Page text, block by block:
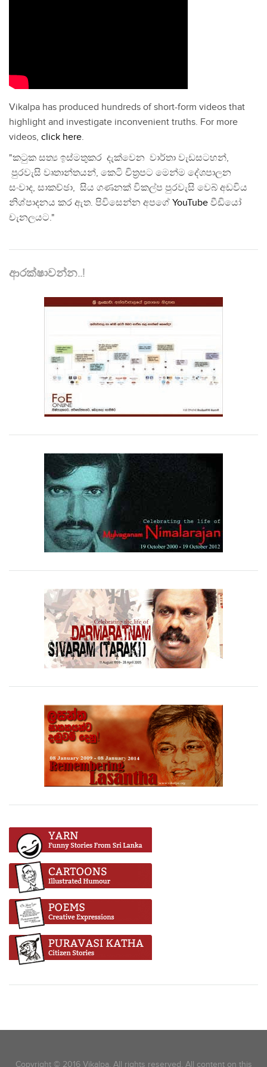
Vikalpa has produced hundreds of short-form videos that
highlight and investigate inconvenient truths. For more
videos, click here.
"කටුක සත්‍ය ඉස්මතුකර දැක්වෙන වාර්තා වැඩසටහන්,
පුරවැසි වෘතාන්තයන්, කෙටි චිත්‍රපට මෙන්ම දේශපාලන
සංවාද, සාකච්ඡා, සිය ගණනක් විකල්ප පුරවැසි වෙබ් අඩවිය
නිශ්පාදනය කර ඇත. පිවිසෙන්න අපගේ YouTube වීඩියෝ
චැනලයට."
ආරක්ෂාවන්න..!
Copyright © 2016 Vikalpa. All rights reserved. All content on this